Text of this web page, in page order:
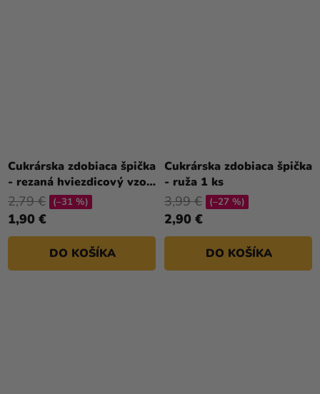
Cukrárska zdobiaca špička
- rezaná hviezdicový vzor
2M
1,90 €
2,79 € (–31 %)
DO KOŠÍKA
Cukrárska zdobiaca špička
- ruža 1 ks
2,90 €
3,99 € (–27 %)
DO KOŠÍKA